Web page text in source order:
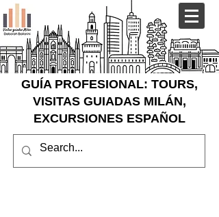
GUÍA PROFESIONAL: TOURS,
VISITAS GUIADAS MILÁN,
EXCURSIONES ESPAÑOL